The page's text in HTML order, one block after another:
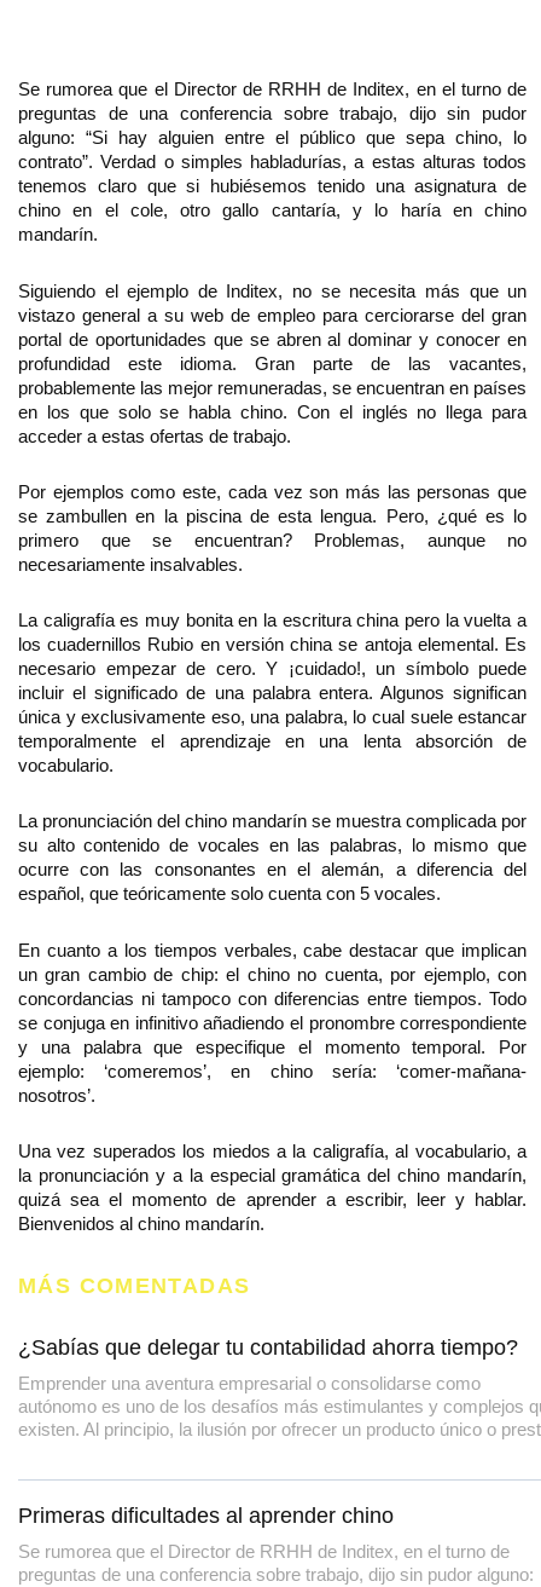
Se rumorea que el Director de RRHH de Inditex, en el turno de
preguntas de una conferencia sobre trabajo, dijo sin pudor
alguno: “Si hay alguien entre el público que sepa chino, lo
contrato”. Verdad o simples habladurías, a estas alturas todos
tenemos claro que si hubiésemos tenido una asignatura de
chino en el cole, otro gallo cantaría, y lo haría en chino
mandarín.
Siguiendo el ejemplo de Inditex, no se necesita más que un
vistazo general a su web de empleo para cerciorarse del gran
portal de oportunidades que se abren al dominar y conocer en
profundidad este idioma. Gran parte de las vacantes,
probablemente las mejor remuneradas, se encuentran en países
en los que solo se habla chino. Con el inglés no llega para
acceder a estas ofertas de trabajo.
Por ejemplos como este, cada vez son más las personas que
se zambullen en la piscina de esta lengua. Pero, ¿qué es lo
primero que se encuentran? Problemas, aunque no
necesariamente insalvables.
La caligrafía es muy bonita en la escritura china pero la vuelta a
los cuadernillos Rubio en versión china se antoja elemental. Es
necesario empezar de cero. Y ¡cuidado!, un símbolo puede
incluir el significado de una palabra entera. Algunos significan
única y exclusivamente eso, una palabra, lo cual suele estancar
temporalmente el aprendizaje en una lenta absorción de
vocabulario.
La pronunciación del chino mandarín se muestra complicada por
su alto contenido de vocales en las palabras, lo mismo que
ocurre con las consonantes en el alemán, a diferencia del
español, que teóricamente solo cuenta con 5 vocales.
En cuanto a los tiempos verbales, cabe destacar que implican
un gran cambio de chip: el chino no cuenta, por ejemplo, con
concordancias ni tampoco con diferencias entre tiempos. Todo
se conjuga en infinitivo añadiendo el pronombre correspondiente
y una palabra que especifique el momento temporal. Por
ejemplo: ‘comeremos’, en chino sería: ‘comer-mañana-
nosotros’.
Una vez superados los miedos a la caligrafía, al vocabulario, a
la pronunciación y a la especial gramática del chino mandarín,
quizá sea el momento de aprender a escribir, leer y hablar.
Bienvenidos al chino mandarín.
MÁS COMENTADAS
¿Sabías que delegar tu contabilidad ahorra tiempo?
Emprender una aventura empresarial o consolidarse como
autónomo es uno de los desafíos más estimulantes y complejos
existen. Al principio, la ilusión por ofrecer un producto único o
Primeras dificultades al aprender chino
Se rumorea que el Director de RRHH de Inditex, en el turno de
preguntas de una conferencia sobre trabajo, dijo sin pudor alguno: